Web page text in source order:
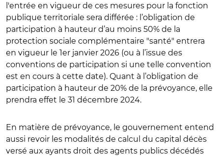
l'entrée en vigueur de ces mesures pour la fonction
publique territoriale sera différée : l’obligation de
participation à hauteur d’au moins 50% de la
protection sociale complémentaire "santé" entrera
en vigueur le 1er janvier 2026 (ou à l’issue des
conventions de participation si une telle convention
est en cours à cette date). Quant à l’obligation de
participation à hauteur de 20% de la prévoyance, elle
prendra effet le 31 décembre 2024.
En matière de prévoyance, le gouvernement entend
aussi revoir les modalités de calcul du capital décès
versé aux ayants droit des agents publics décédés